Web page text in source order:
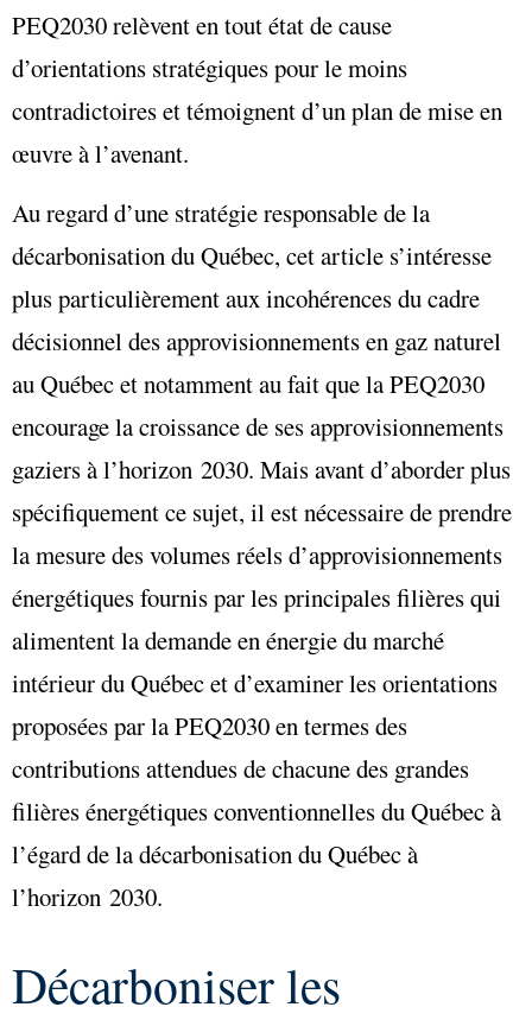
PEQ2030 relèvent en tout état de cause
d’orientations stratégiques pour le moins
contradictoires et témoignent d’un plan de mise en
œuvre à l’avenant.
Au regard d’une stratégie responsable de la
décarbonisation du Québec, cet article s’intéresse
plus particulièrement aux incohérences du cadre
décisionnel des approvisionnements en gaz naturel
au Québec et notamment au fait que la PEQ2030
encourage la croissance de ses approvisionnements
gaziers à l’horizon 2030. Mais avant d’aborder plus
spécifiquement ce sujet, il est nécessaire de prendre
la mesure des volumes réels d’approvisionnements
énergétiques fournis par les principales filières qui
alimentent la demande en énergie du marché
intérieur du Québec et d’examiner les orientations
proposées par la PEQ2030 en termes des
contributions attendues de chacune des grandes
filières énergétiques conventionnelles du Québec à
l’égard de la décarbonisation du Québec à
l’horizon 2030.
Décarboniser les